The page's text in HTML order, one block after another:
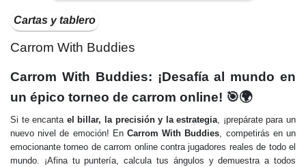
Cartas y tablero
Carrom With Buddies
Carrom With Buddies: ¡Desafía al mundo en
un épico torneo de carrom online! 🎯🌍
Si te encanta el billar, la precisión y la estrategia , ¡prepárate para un
nuevo nivel de emoción! En Carrom With Buddies , competirás en un
emocionante torneo de carrom online contra jugadores reales de todo el
mundo. ¡Afina tu puntería, calcula tus ángulos y demuestra a todos